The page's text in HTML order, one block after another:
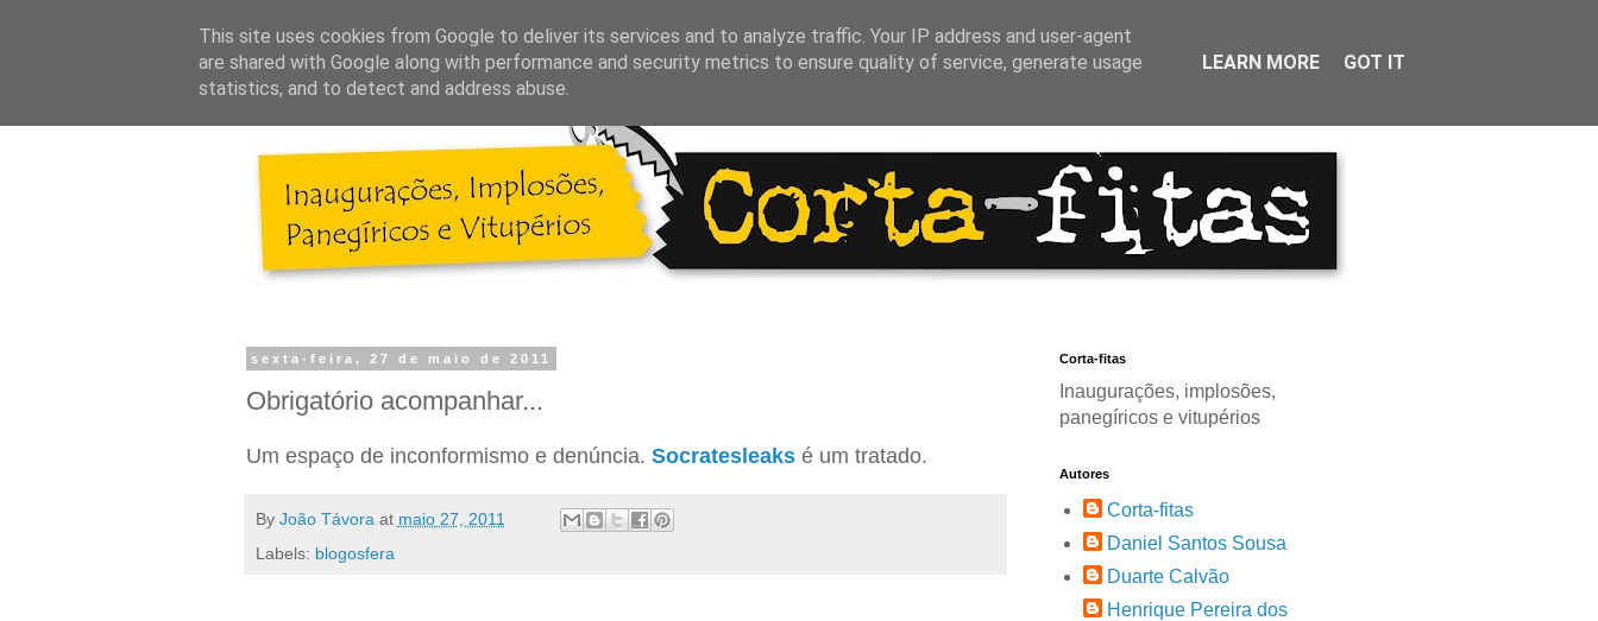
sexta-feira, 27 de maio de 2011
Obrigatório acompanhar...
Um espaço de inconformismo e denúncia. Socratesleaksé um tratado.
By João Távora at maio 27, 2011
Labels: blogosfera
Corta-fitas
Inaugurações, implosões,
panegíricos e vitupérios
Autores
Corta-fitas
Daniel Santos Sousa
Duarte Calvão
Henrique Pereira dos
This site uses cookies from Google to deliver its services and to analyze traffic. Your IP address and user-agent
are shared with Google along with performance and security metrics to ensure quality of service, generate usage
statistics, and to detect and address abuse.
LEARN MORE GOT IT